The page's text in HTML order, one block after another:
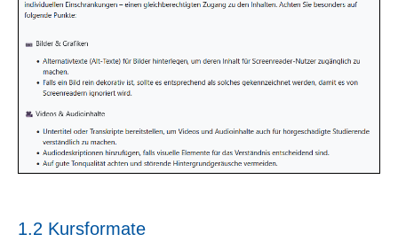
1.2 Kursformate